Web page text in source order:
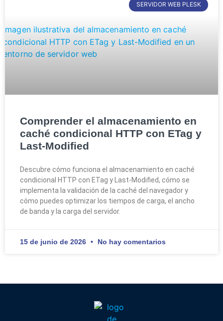
SERVIDOR WEB PLESK
Comprender el almacenamiento en
caché condicional HTTP con ETag y
Last-Modified
Descubre cómo funciona el almacenamiento en caché
condicional HTTP con ETag y Last-Modified, cómo se
implementa la validación de la caché del navegador y
cómo puedes optimizar los tiempos de carga, el ancho
de banda y la carga del servidor.
15 de junio de 2026 No hay comentarios